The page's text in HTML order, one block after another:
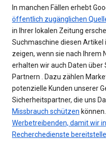
In manchen Fällen erhebt
öffentlich zugänglichen
in Ihrer lokalen Zeitung
Suchmaschine diesen
zeigen, wenn sie nach Ihrem
erhalten wir auch Daten
Partnern . Dazu zählen
potenzielle Kunden unserer
Sicherheitspartner, die uns
Missbrauch schützen
Werbetreibenden, damit wir
Recherchedienste